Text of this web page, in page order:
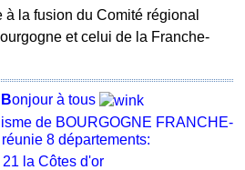
la fusion du Comité régional
et celui de la Franche-
Bonjour à tous
de BOURGOGNE FRANCHE-
8 départements:
Côtes d'or